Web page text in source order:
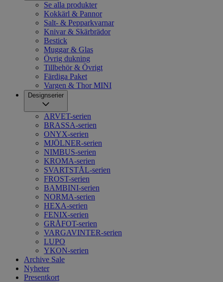
Se alla produkter
Kokkärl & Pannor
Salt- & Pepparkvarnar
Knivar & Skärbrädor
Bestick
Muggar & Glas
Övrig dukning
Tillbehör & Övrigt
Färdiga Paket
Vargen & Thor MINI
Designserier
ARVET-serien
BRASSA-serien
ONYX-serien
MJÖLNER-serien
NIMBUS-serien
KROMA-serien
SVARTSTÅL-serien
FROST-serien
BAMBINI-serien
NORMA-serien
HEXA-serien
FENIX-serien
GRÅFOT-serien
VARGAVINTER-serien
LUPO
YKON-serien
Archive Sale
Nyheter
Presentkort